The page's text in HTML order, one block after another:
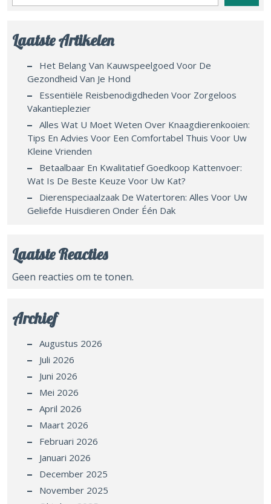
Gezondheid Van Je Hond
Essentiële Reisbenodigdheden Voor Zorgeloos
Vakantieplezier
Alles Wat U Moet Weten Over Knaagdierenkooien:
Tips En Advies Voor Een Comfortabel Thuis Voor Uw
Kleine Vrienden
Betaalbaar En Kwalitatief Goedkoop Kattenvoer:
Wat Is De Beste Keuze Voor Uw Kat?
Dierenspeciaalzaak De Watertoren: Alles Voor Uw
Geliefde Huisdieren Onder Één Dak
Geen reacties om te tonen.
Augustus 2026
Juli 2026
Juni 2026
Mei 2026
April 2026
Maart 2026
Februari 2026
Januari 2026
December 2025
November 2025
Oktober 2025